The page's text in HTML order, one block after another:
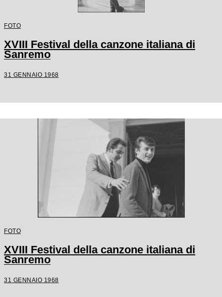
FOTO
XVIII Festival della canzone italiana di
Sanremo
31 GENNAIO 1968
FOTO
XVIII Festival della canzone italiana di
Sanremo
31 GENNAIO 1968